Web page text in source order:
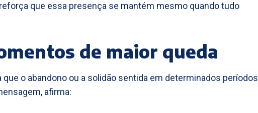
que essa presença se mantém mesmo quando tudo
de maior queda
o abandono ou a solidão sentida em determinados períodos
afirma: